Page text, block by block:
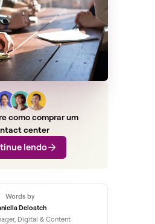
como comprar um
center
lendo
Words by
Deloatch
Digital & Content